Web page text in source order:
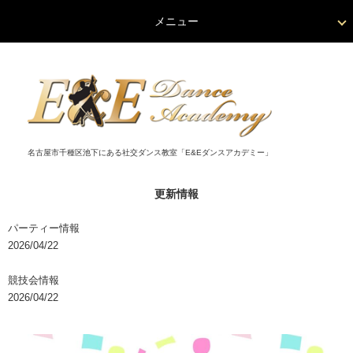
名古屋市千種区池下にある社交ダンス教室「E&Eダンスアカデミー」
更新情報
パーティー情報
2026/04/22
競技会情報
2026/04/22
メニュー